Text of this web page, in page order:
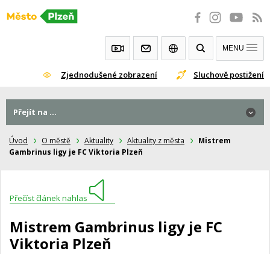
Přeskočit
Zjednodušené zobrazení Sluchově postižení
MENU
Úvod O městě Aktuality Aktuality z města
Mistrem
Gambrinus ligy je FC Viktoria Plzeň
Přečíst článek nahlas
Mistrem Gambrinus ligy je FC
Viktoria Plzeň
Přejít na ...